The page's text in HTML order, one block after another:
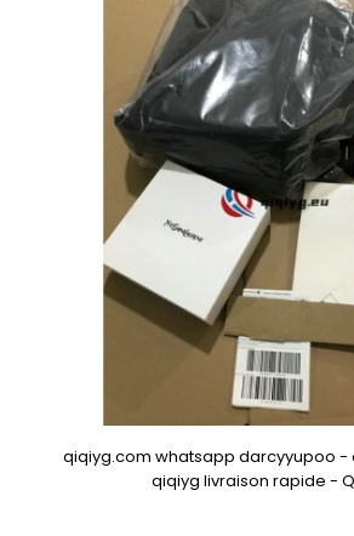
qiqiyg.com whatsapp darcyyupoo -
qiqiyg livraison rapide -